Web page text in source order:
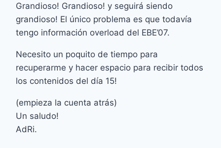
Grandioso! Grandioso! y seguirá siendo
grandioso! El único problema es que todavía
tengo información overload del EBE’07.
Necesito un poquito de tiempo para
recuperarme y hacer espacio para recibir todos
los contenidos del día 15!
(empieza la cuenta atrás)
Un saludo!
AdRi.